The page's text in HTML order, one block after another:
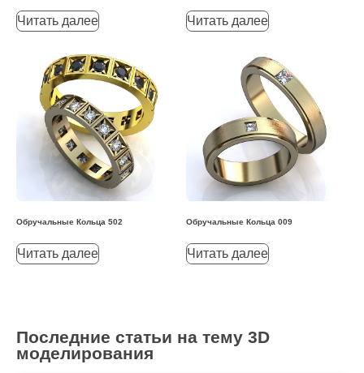
Читать далее Читать далее
Обручальные Кольца 502
Читать далее
Обручальные Кольца 009
Читать далее
Последние статьи на тему 3D
моделирования